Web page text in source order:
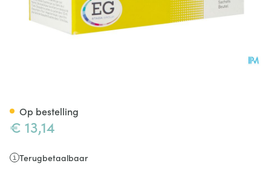
€ 13,14
Terugbetaalbaar
Op bestelling